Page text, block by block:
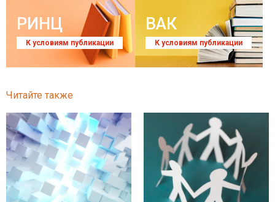
РИНЦ
К условиям публикации
ВАК
К условиям публикации
Читайте также